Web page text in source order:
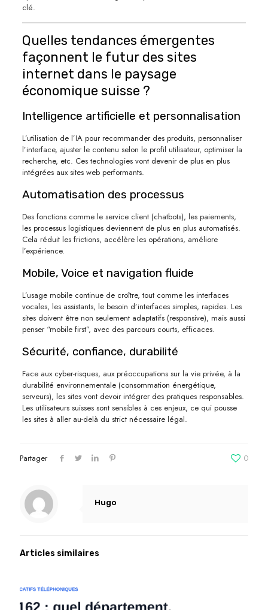
clé.
Quelles tendances émergentes
façonnent le futur des sites
internet dans le paysage
économique suisse ?
Intelligence artificielle et personnalisation
L’utilisation de l’IA pour recommander des produits, personnaliser
l’interface, ajuster le contenu selon le profil utilisateur, optimiser la
recherche, etc. Ces technologies vont devenir de plus en plus
intégrées aux sites web performants.
Automatisation des processus
Des fonctions comme le service client (chatbots), les paiements,
les processus logistiques deviennent de plus en plus automatisés.
Cela réduit les frictions, accélère les opérations, améliore
l’expérience.
Mobile, Voice et navigation fluide
L’usage mobile continue de croître, tout comme les interfaces
vocales, les assistants, le besoin d’interfaces simples, rapides. Les
sites doivent être non seulement adaptatifs (responsive), mais aussi
penser “mobile first”, avec des parcours courts, efficaces.
Sécurité, confiance, durabilité
Face aux cyber-risques, aux préoccupations sur la vie privée, à la
durabilité environnementale (consommation énergétique,
serveurs), les sites vont devoir intégrer des pratiques responsables.
Les utilisateurs suisses sont sensibles à ces enjeux, ce qui pousse
les sites à aller au-delà du strict nécessaire légal.
Partager 0
Hugo
Articles similaires